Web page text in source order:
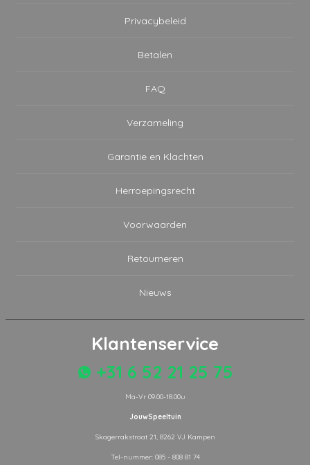
Privacybeleid
Betalen
FAQ
Verzameling
Garantie en Klachten
Herroepingsrecht
Voorwaarden
Retourneren
Nieuws
Klantenservice
+31 6 52 21 25 75
Ma-Vr 09.00-18.00u
JouwSpeeltuin
Skagerrakstraat 21, 8262 VJ Kampen
Tel-nummer: 085 - 808 81 74